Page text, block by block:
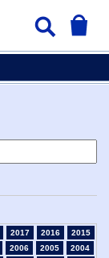
2017 2016
2015
2006 2005
2004